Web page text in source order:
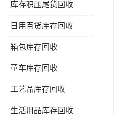
库存积压尾货回收
日用百货库存回收
箱包库存回收
童车库存回收
工艺品库存回收
生活用品库存回收